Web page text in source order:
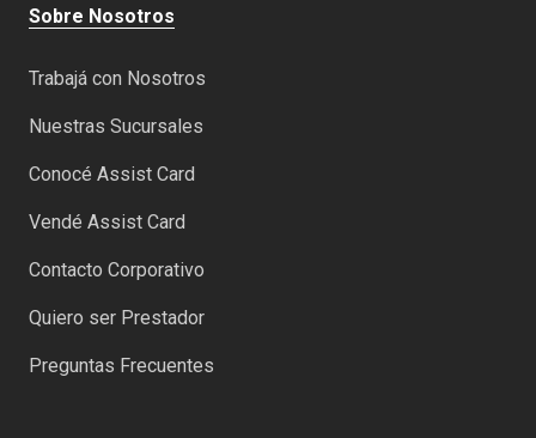
Sobre Nosotros
Trabajá con Nosotros
Nuestras Sucursales
Conocé Assist Card
Vendé Assist Card
Contacto Corporativo
Quiero ser Prestador
Preguntas Frecuentes